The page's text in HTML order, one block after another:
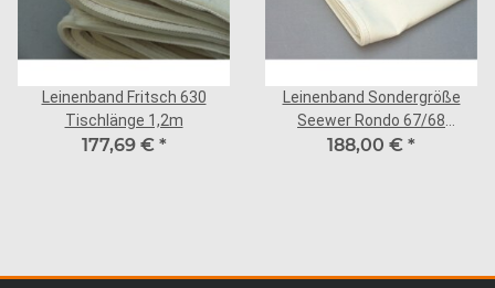
Leinenband Fritsch 630
Tischlänge 1,2m
177,69 € *
Leinenband Sondergröße
Seewer Rondo 67/68
Tischlänge 1,08m
188,00 € *